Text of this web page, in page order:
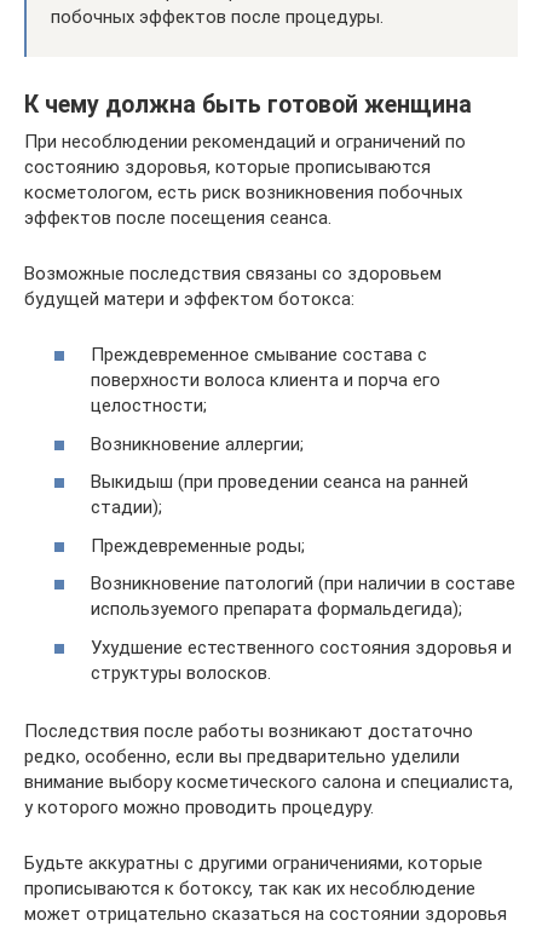
побочных эффектов после процедуры.
К чему должна быть готовой женщина
При несоблюдении рекомендаций и ограничений по
состоянию здоровья, которые прописываются
косметологом, есть риск возникновения побочных
эффектов после посещения сеанса.
Возможные последствия связаны со здоровьем
будущей матери и эффектом ботокса:
Преждевременное смывание состава с
поверхности волоса клиента и порча его
целостности;
Возникновение аллергии;
Выкидыш (при проведении сеанса на ранней
стадии);
Преждевременные роды;
Возникновение патологий (при наличии в составе
используемого препарата формальдегида);
Ухудшение естественного состояния здоровья и
структуры волосков.
Последствия после работы возникают достаточно
редко, особенно, если вы предварительно уделили
внимание выбору косметического салона и специалиста,
у которого можно проводить процедуру.
Будьте аккуратны с другими ограничениями, которые
прописываются к ботоксу, так как их несоблюдение
может отрицательно сказаться на состоянии здоровья